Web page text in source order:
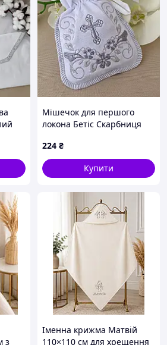
Мішечок для першого
локона Бетіс Скарбниця
срібний 27682189
224 ₴
Купити
з
Іменна крижма Матвій
110×110 см для хрещення